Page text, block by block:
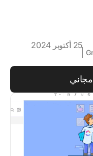
25 أكتوبر 2024